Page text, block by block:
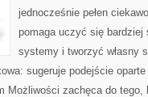
jednocześnie pełen
pomaga uczyć się bardziej
systemy i tworzyć własny
sugeruje podejście
Możliwości zachęca do